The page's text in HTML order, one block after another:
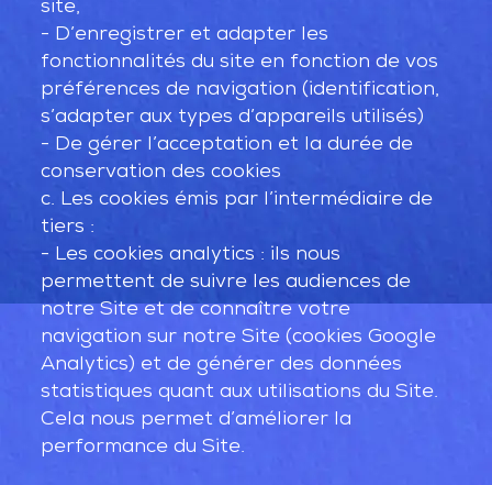
site,
- D’enregistrer et adapter les
fonctionnalités du site en fonction de vos
préférences de navigation (identification,
s’adapter aux types d’appareils utilisés)
- De gérer l’acceptation et la durée de
conservation des cookies
c. Les cookies émis par l’intermédiaire de
tiers :
- Les cookies analytics : ils nous
permettent de suivre les audiences de
notre Site et de connaître votre
navigation sur notre Site (cookies Google
Analytics) et de générer des données
statistiques quant aux utilisations du Site.
Cela nous permet d’améliorer la
performance du Site.